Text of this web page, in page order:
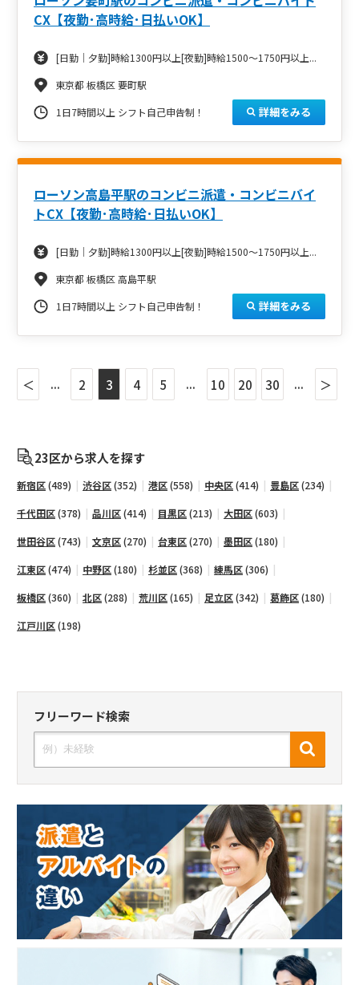
CX【夜勤･高時給･日払いOK】
[日勤｜夕勤]時給1300円以上[夜勤]時給1500～1750円以上...
東京都 板橋区 要町駅
1日7時間以上 シフト自己申告制！
詳細をみる
ローソン高島平駅のコンビニ派遣・コンビニバイ
トCX【夜勤･高時給･日払いOK】
[日勤｜夕勤]時給1300円以上[夜勤]時給1500～1750円以上...
東京都 板橋区 高島平駅
1日7時間以上 シフト自己申告制！
詳細をみる
＜ ... 2 3 4 5 ... 10 20 30 ... ＞
23区から求人を探す
新宿区(489) 渋谷区(352) 港区(558) 中央区(414) 豊島区(234)
千代田区(378) 品川区(414) 目黒区(213) 大田区(603)
世田谷区(743) 文京区(270) 台東区(270) 墨田区(180)
江東区(474) 中野区(180) 杉並区(368) 練馬区(306)
板橋区(360) 北区(288) 荒川区(165) 足立区(342) 葛飾区(180)
江戸川区(198)
フリーワード検索